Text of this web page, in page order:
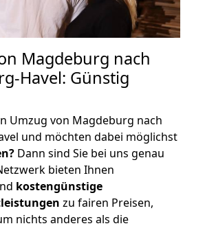
Magdeburg nach
Havel: Günstig
Umzug von Magdeburg nach
und möchten dabei möglichst
Dann sind Sie bei uns genau
bieten Ihnen
kostengünstige
zu fairen Preisen,
nichts anderes als die